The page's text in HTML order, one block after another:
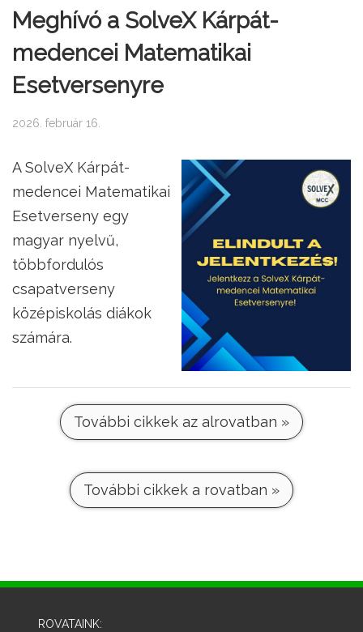
Meghívó a SolveX Kárpát-
medencei Matematikai
Esetversenyre
2026. február 16.
A SolveX Kárpát-
medencei Matematikai
Esetverseny egy
magyar nyelvű,
többfordulós
csapatverseny
középiskolás diákok
számára.
További cikkek az alrovatban »
További cikkek a rovatban »
ROVATAINK: